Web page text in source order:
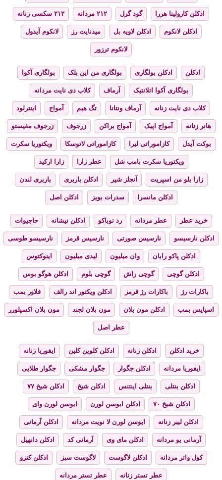
ادکلن کارولینا هررا گود گرل ۲۱۲ مردانه ۲۱۲ سکسی زنانه
ادکلن لانکوم ادکلن لاویه بل میدنایت رز لانکوم آیدول
لانکوم ترزور
ادکلن ادکلن بولگاری بولگاری من این بلک بولگاری آکوا
بولگاری آکوا اتلانتیک آرماف کلاب دی نایت مردانه
کلاب دی نایت زنانه آرماف ونتانا تگ هیم آمواج اینترلود
هانر زنانه آمواج اپیک آمواج براکن زرجوف زرجوف مفیستو
بوکت آیدل کازاموراتی لیرا کازاموراتی لاتوسکا ویکتوریا سکرت
ویکتوریا سکرت بامب شل عطر زارا زارا ارکید
زارا بلو من اسپریت آنجلز شیر ادکلن باربری باربری لندن
ادکلن مانسرا سدرات بویز ادکلن اصل
خرید عطر عطر مردانه رد توباکو ادکلن نیشانه حاجیوات
ادکلن نارسیسو نارسیس صورتی نارسیس قرمز نارسیسو طوسی
ادکلن پاکو رابان وان میلیون لیدی میلیون اینوکتوس
ادکلن گوچی گوچی راش گوچی بلوم ادکلن هوگو بوس
باکارات رژ باکارات رژ قرمز ادکلن ویکتور اند رالف فلاور بمب
اسپایس بمب ادکلن مون بلان مون بلان لجند مون بلان اکسپلورر
عطر اصل
خرید ادکلن ادکلن زنانه ادکلن کلوین کلین ایفوریا زنانه
ایفوریا مردانه ادکلن جگوار جگوار مشکی جگوار طلایی
ادکلن بنتلی بنتلی اینتنس ادکلن شیخ ادکلن شیخ ۷۷
ادکلن شیخ ۷۰ ادکلن ایوسن لورن ایوسن لورن وای
ادکلن لیبر زنانه ایوسن لورن لا نویت مردانه ادکلن آرمانی
آرمانی یو مردانه ادکلن مای وی آرمانی کد ادکلن دانهیل
کول واتر مردانه ادکلن لاگوست لاگوست سبز ادکلن کنزو
عطر تستر زنانه عطر تستر مردانه